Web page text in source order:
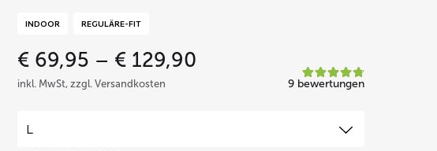
INDOOR REGULÄRE-FIT
€ 69,95 – € 129,90
inkl. MwSt, zzgl. Versandkosten 9 bewertungen